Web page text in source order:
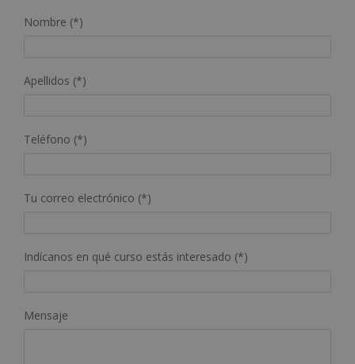
Nombre (*)
Apellidos (*)
Teléfono (*)
Tu correo electrónico (*)
Indícanos en qué curso estás interesado (*)
Mensaje